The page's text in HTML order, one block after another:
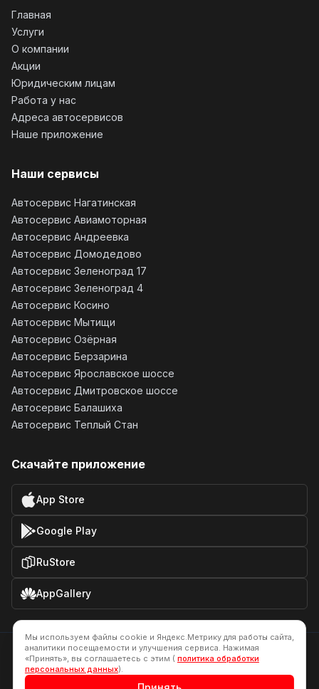
Главная
Услуги
О компании
Акции
Юридическим лицам
Работа у нас
Адреса автосервисов
Наше приложение
Наши сервисы
Автосервис Нагатинская
Автосервис Авиамоторная
Автосервис Андреевка
Автосервис Домодедово
Автосервис Зеленоград 17
Автосервис Зеленоград 4
Автосервис Косино
Автосервис Мытищи
Автосервис Озёрная
Автосервис Берзарина
Автосервис Ярославское шоссе
Автосервис Дмитровское шоссе
Автосервис Балашиха
Автосервис Теплый Стан
Скачайте приложение
App Store
Google Play
RuStore
AppGallery
Все цены, указанные на сайте не являются публичной офертой.
Политика обработки персональных данных
Согласие на обработку персональных данных
Мы используем файлы cookie и Яндекс.Метрику для работы сайта,
аналитики посещаемости и улучшения сервиса. Нажимая
«Принять», вы соглашаетесь с этим ( политика обработки
персональных данных).